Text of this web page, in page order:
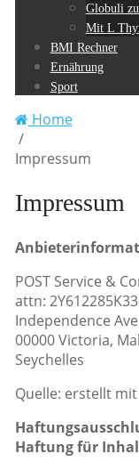
Globuli
Mit L
BMI Rechner
Ernährung
Sport
Home
/
Impressum
Impressum
POST Service &
attn:
Independence
00000 Victoria,
Seychelles
Quelle: erstellt
Haftung für